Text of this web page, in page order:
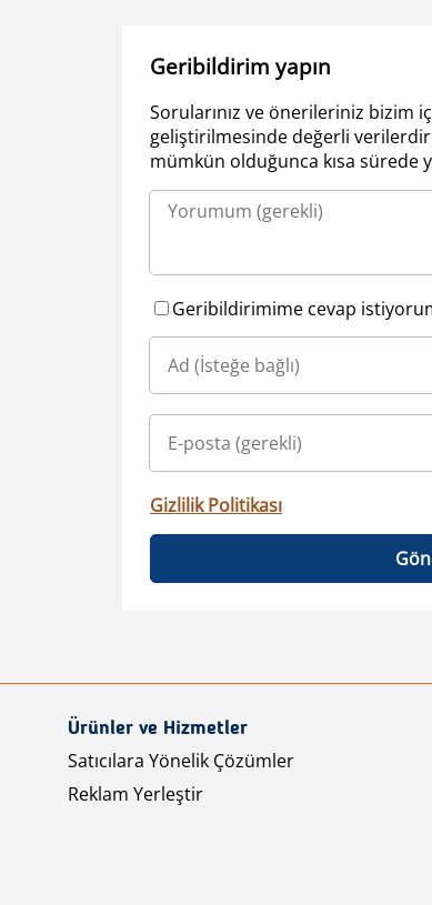
Geribildirim yapın
Sorularınız ve önerileriniz bizim
geliştirilmesinde değerli
mümkün olduğunca kısa sürede
Geribildirimime cevap
Gizlilik Politikası
Ürünler ve Hizmetler
Satıcılara Yönelik Çözümler
Reklam Yerleştir